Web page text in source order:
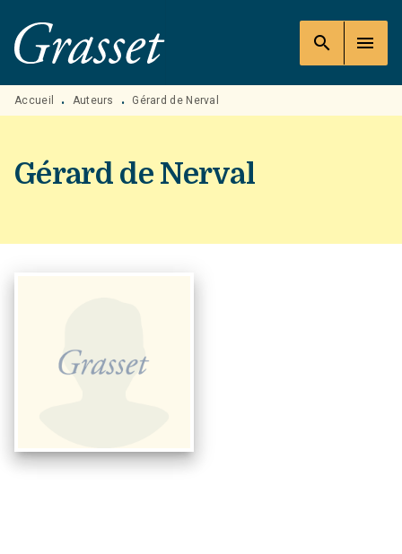
MENU RECHERCHE
PIED DE PAGE
search menu
Accueil • Auteurs • Gérard de Nerval
Gérard de Nerval